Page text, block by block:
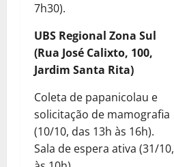
7h30).
UBS Regional Zona Sul
(Rua José Calixto, 100,
Jardim Santa Rita)
Coleta de papanicolau e
solicitação de mamografia
(10/10, das 13h às 16h).
Sala de espera ativa (31/10,